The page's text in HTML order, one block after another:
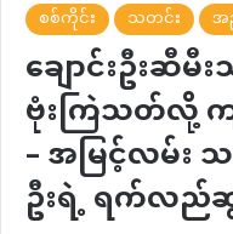
စစ်ကိုင်း
သတင်း အ
ချောင်းဦးဆီ
ဗုံးကြဲသတ်လို့
– အမြင့်လမ်း
ဦးရဲ့ ရက်လည်ဆွ